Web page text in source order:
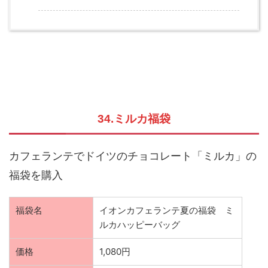
34.ミルカ福袋
カフェランテでドイツのチョコレート「ミルカ」の
福袋を購入
福袋名
イオンカフェランテ夏の福袋 ミ
ルカハッピーバッグ
価格 1,080円